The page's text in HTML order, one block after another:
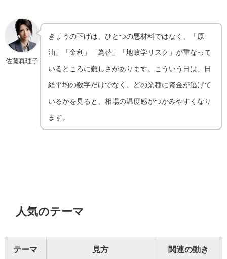
佐藤真理子
きょうの下げは、ひとつの悪材料ではなく、「原
油」「金利」「為替」「地政学リスク」が重なって
いるところに難しさがあります。こういう日は、日
経平均の数字だけでなく、どの業種に資金が逃げて
いるかを見ると、相場の温度感がつかみやすくなり
ます。
人気のテーマ
テーマ 見方 関連の動き